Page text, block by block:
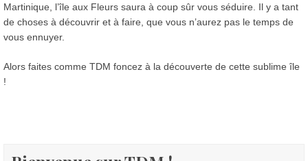
Martinique, l’île aux Fleurs saura à coup sûr vous séduire. Il y a tant
de choses à découvrir et à faire, que vous n’aurez pas le temps de
vous ennuyer.
Alors faites comme TDM foncez à la découverte de cette sublime île
!